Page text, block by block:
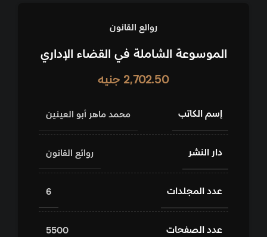
روائع القانون
الموسوعة الشاملة في القضاء الإداري
2,702.50 جنيه
إسم الكاتب محمد ماهر أبو العينين
دار النشر روائع القانون
عدد المجلدات 6
عدد الصفحات 5500